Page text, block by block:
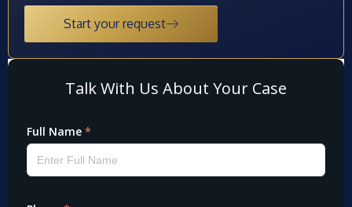
Start your request